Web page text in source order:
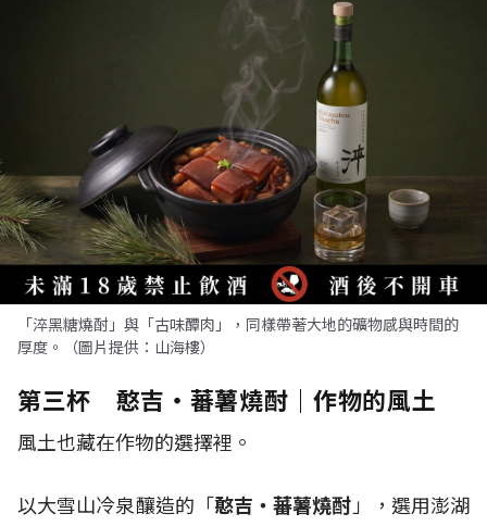
「淬黑糖燒酎」與「古味醰肉」，同樣帶著大地的礦物感與時間的
厚度。（圖片提供：山海樓）
第三杯 憨吉・蕃薯燒酎｜作物的風土
風土也藏在作物的選擇裡。
以大雪山冷泉釀造的「憨吉・蕃薯燒酎」，選用澎湖